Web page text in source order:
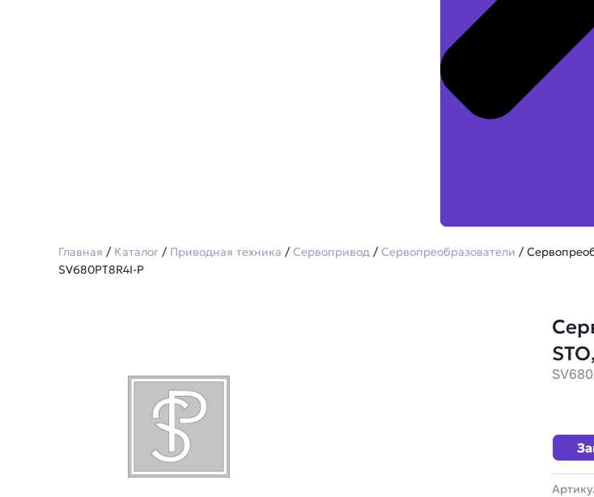
Главная / Каталог / Приводная техника /Сервопривод /Сервопреобразователи /
SV680PT8R4I-P